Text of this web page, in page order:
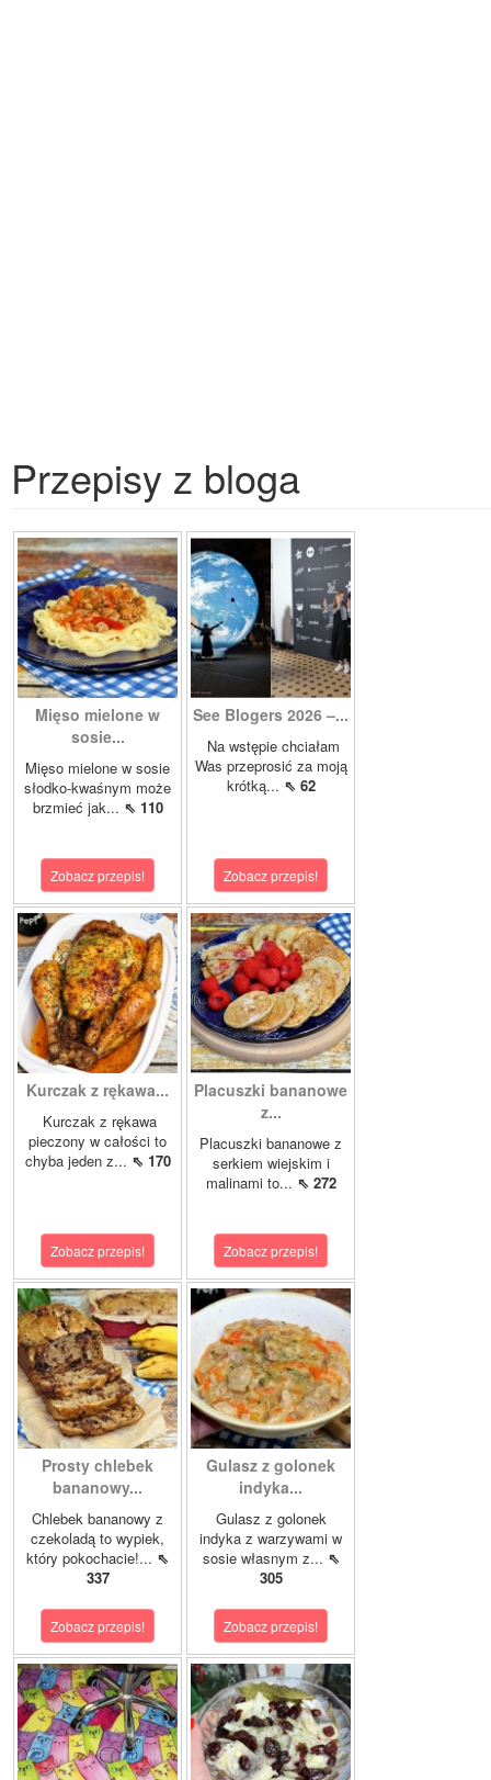
Przepisy z bloga
Mięso mielone w
sosie...
Mięso mielone w sosie
słodko-kwaśnym może
brzmieć jak... ⇖ 110
Zobacz przepis!
See Blogers 2026 –...
Na wstępie chciałam
Was przeprosić za moją
krótką... ⇖ 62
Zobacz przepis!
Kurczak z rękawa...
Kurczak z rękawa
pieczony w całości to
chyba jeden z... ⇖ 170
Zobacz przepis!
Placuszki bananowe
z...
Placuszki bananowe z
serkiem wiejskim i
malinami to... ⇖ 272
Zobacz przepis!
Prosty chlebek
bananowy...
Chlebek bananowy z
czekoladą to wypiek,
który pokochacie!... ⇖
337
Zobacz przepis!
Gulasz z golonek
indyka...
Gulasz z golonek
indyka z warzywami w
sosie własnym z... ⇖
305
Zobacz przepis!